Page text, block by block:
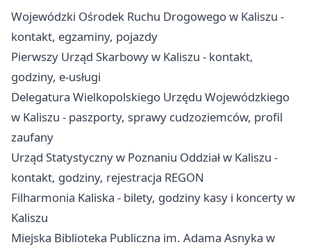
Wojewódzki Ośrodek Ruchu Drogowego w Kaliszu -
kontakt, egzaminy, pojazdy
Pierwszy Urząd Skarbowy w Kaliszu - kontakt,
godziny, e-usługi
Delegatura Wielkopolskiego Urzędu Wojewódzkiego
w Kaliszu - paszporty, sprawy cudzoziemców, profil
zaufany
Urząd Statystyczny w Poznaniu Oddział w Kaliszu -
kontakt, godziny, rejestracja REGON
Filharmonia Kaliska - bilety, godziny kasy i koncerty w
Kaliszu
Miejska Biblioteka Publiczna im. Adama Asnyka w